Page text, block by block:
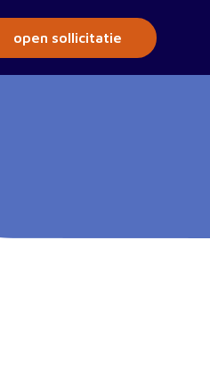
open sollicitatie